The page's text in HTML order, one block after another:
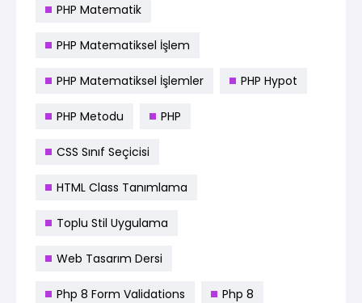
PHP Matematik
PHP Matematiksel İşlem
PHP Matematiksel İşlemler PHP Hypot
PHP Metodu PHP
CSS Sınıf Seçicisi
HTML Class Tanımlama
Toplu Stil Uygulama
Web Tasarım Dersi
Php 8 Form Validations Php 8